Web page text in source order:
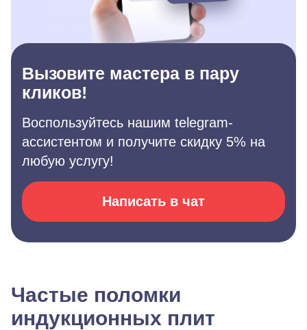
Вызовите мастера в пару
кликов!
Воспользуйтесь нашим telegram-
ассистентом и получите скидку 5% на
любую услугу!
Написать в чат
Частые поломки
индукционных плит